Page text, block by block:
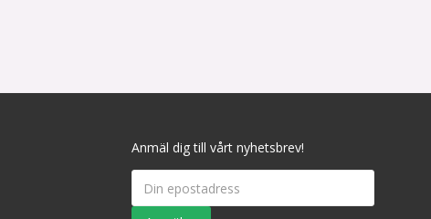
Anmäl dig till vårt nyhetsbrev!